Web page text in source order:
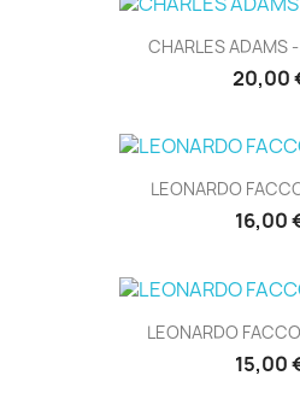
CHARLES ADAMS
20,00
LEONARDO
16,00
LEONARDO
15,00